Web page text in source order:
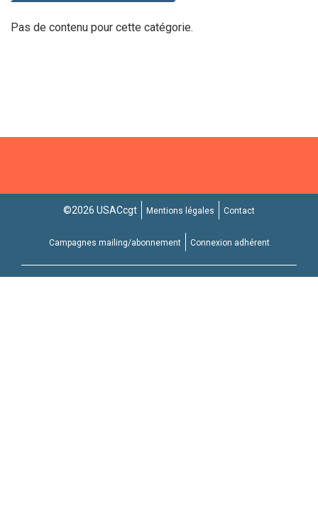
Pas de contenu pour cette catégorie.
©2026 USACcgt Mentions légales Contact
Campagnes mailing/abonnement Connexion adhérent